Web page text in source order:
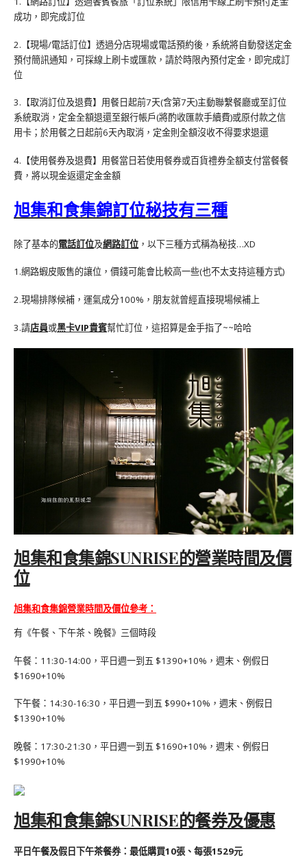
成功，即完成訂位
2.【現場/電話訂位】透過分店現場或電話預約後，系統將自動發送定金
預付簡訊通知，可採線上刷卡或匯款，請於時限內預付定金，即完成訂
位
3.【取消訂位及退費】用餐日起前7天(含第7天)主動聯繫餐廳或至訂位
系統取消，定金全額退還至銀行帳戶(將酌收匯款手續費)或原付款之信
用卡；於用餐之日起前6天內取消，定金則全額沒收不得要求退還
4.【使用餐券及退費】用餐當日若使用餐券或百貨禮券全額支付當餐餐
費，將以現金返還定金金額
旭集和食集錦訂位秘技有三種
除了基本的電話訂位及網路訂位 ，以下三種方式稱為秘技…XD
1.網路蝦皮販售的讓位，價錢可能會比較高一些(也不太支持這種方式)
2.現場排隊候補，運氣成分100%，朋友就曾經直接現場候補上
3.請店員或黑卡VIP貴賓幫忙訂位，這招算是金手指了~~哈哈
旭集和食集錦SUNRISE的營業時間及價
位
旭集和食集錦營業時間及價位參考：
有《午餐、下午茶、晚餐》三個時段
午餐：11:30-14:00，平日週一到五 $1390+10%，週末、例假日
$1690+10%
下午餐：14:30-16:30，平日週一到五 $990+10%，週末、例假日
$1390+10%
晚餐：17:30-21:30，平日週一到五 $1690+10%，週末、例假日
$1990+10%
旭集和食集錦SUNRISE的餐券及優惠
平日午餐及假日下午茶餐券：最低購買10張、每張1529元